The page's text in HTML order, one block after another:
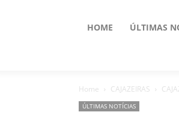
HOME ÚLTIMAS
Home CAJAZEIRAS
ÚLTIMAS NOTÍCIAS